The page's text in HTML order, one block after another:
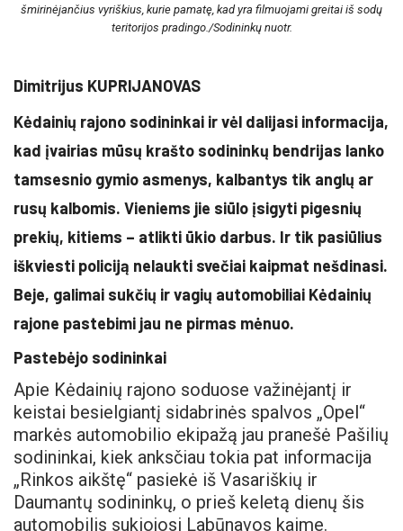
šmirinėjančius vyriškius, kurie pamatę, kad yra filmuojami greitai iš sodų
teritorijos pradingo./Sodininkų nuotr.
Dimitrijus KUPRIJANOVAS
Kėdainių rajono sodininkai ir vėl dalijasi informacija,
kad įvairias mūsų krašto sodininkų bendrijas lanko
tamsesnio gymio asmenys, kalbantys tik anglų ar
rusų kalbomis. Vieniems jie siūlo įsigyti pigesnių
prekių, kitiems – atlikti ūkio darbus. Ir tik pasiūlius
iškviesti policiją nelaukti svečiai kaipmat nešdinasi.
Beje, galimai sukčių ir vagių automobiliai Kėdainių
rajone pastebimi jau ne pirmas mėnuo.
Pastebėjo sodininkai
Apie Kėdainių rajono soduose važinėjantį ir
keistai besielgiantį sidabrinės spalvos „Opel“
markės automobilio ekipažą jau pranešė Pašilių
sodininkai, kiek anksčiau tokia pat informacija
„Rinkos aikštę“ pasiekė iš Vasariškių ir
Daumantų sodininkų, o prieš keletą dienų šis
automobilis sukiojosi Labūnavos kaime.